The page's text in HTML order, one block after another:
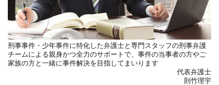
刑事事件・少年事件に特化した弁護士と専門スタッフの刑事弁護
チームによる親身かつ全力のサポートで、事件の当事者の方やご
家族の方と一緒に事件解決を目指してまいります
代表弁護士
則竹理宇